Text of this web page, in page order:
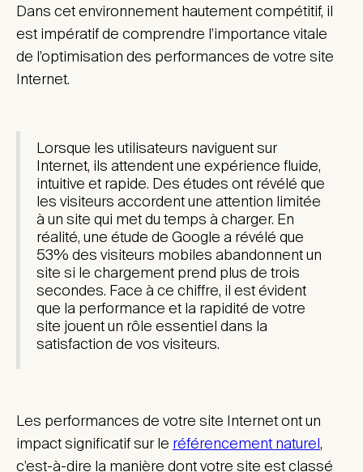
Dans cet environnement hautement compétitif, il
est impératif de comprendre l’importance vitale
de l’optimisation des performances de votre site
Internet.
Lorsque les utilisateurs naviguent sur
Internet, ils attendent une expérience fluide,
intuitive et rapide. Des études ont révélé que
les visiteurs accordent une attention limitée
à un site qui met du temps à charger. En
réalité, une étude de Google a révélé que
53% des visiteurs mobiles abandonnent un
site si le chargement prend plus de trois
secondes. Face à ce chiffre, il est évident
que la performance et la rapidité de votre
site jouent un rôle essentiel dans la
satisfaction de vos visiteurs.
Les performances de votre site Internet ont un
impact significatif sur le référencement naturel,
c’est-à-dire la manière dont votre site est classé